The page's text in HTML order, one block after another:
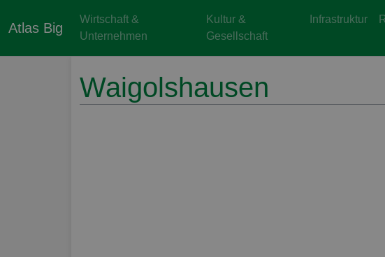
Atlas Big
Wirtschaft &
Unternehmen
Kultur &
Gesellschaft
Infrastruktur
Waigolshausen